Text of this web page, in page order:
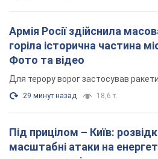
Армія Росії здійснила
горіла історична частина
Фото та відео
Для терору ворог застосував
29 минут назад 18,6 т.
Під прицілом – Київ:
масштабні атаки на